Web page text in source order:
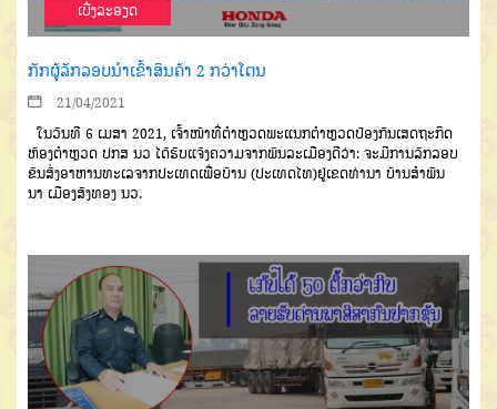
ເບີ່ງລະອຽດ
ກັກຜູ້ລັກລອບນຳເຂົ້າສິນຄ້າ 2 ກວ່າໂຕນ
21/04/2021
ໃນວັນທີ 6 ເມສາ 2021, ເຈົ້າໜ້າທີ່ຕໍາຫຼວດພະແນກຕໍາຫຼວດປ້ອງກັນເສດຖະກິດ
ຫ້ອງຕໍາຫຼວດ ປກສ ນວ ໄດ້ຮັບແຈ້ງຄວາມຈາກພົນລະເມືອງດີວ່າ: ຈະມີການລັກລອບ
ຂົນສົ່ງອາຫານທະເລຈາກປະເທດເພື່ອບ້ານ (ປະເທດໄທ)ຢູ່ເຂດທ່ານາ ບ້ານສໍາພັນ
ນາ ເມືອງສັງທອງ ນວ.